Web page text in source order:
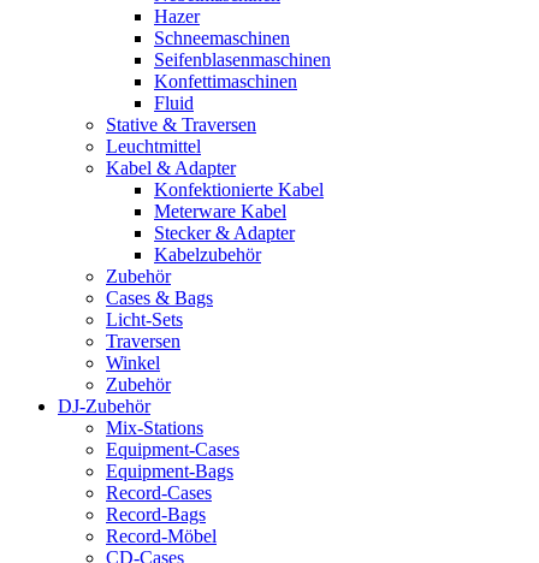
Hazer
Schneemaschinen
Seifenblasenmaschinen
Konfettimaschinen
Fluid
Stative & Traversen
Leuchtmittel
Kabel & Adapter
Konfektionierte Kabel
Meterware Kabel
Stecker & Adapter
Kabelzubehör
Zubehör
Cases & Bags
Licht-Sets
Traversen
Winkel
Zubehör
DJ-Zubehör
Mix-Stations
Equipment-Cases
Equipment-Bags
Record-Cases
Record-Bags
Record-Möbel
CD-Cases